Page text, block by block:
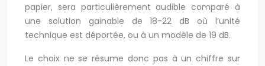
papier, sera particulièrement audible comparé à
une solution gainable de 18-22 dB où l’unité
technique est déportée, ou à un modèle de 19 dB.
Le choix ne se résume donc pas à un chiffre sur